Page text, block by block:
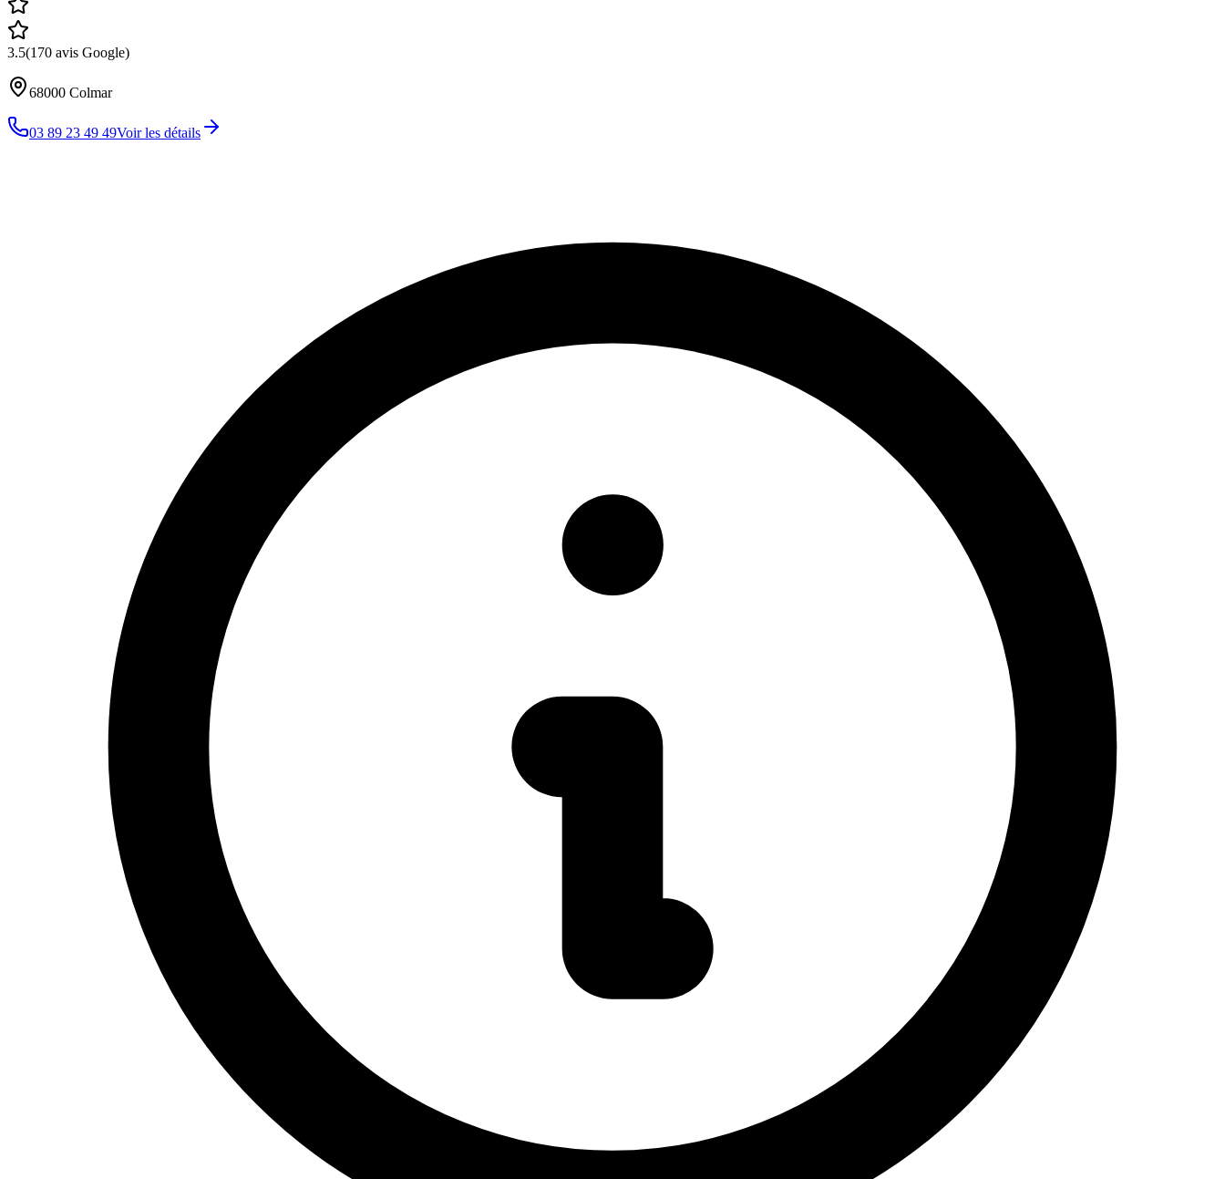
3.5(170 avis Google)
68000 Colmar
03 89 23 49 49Voir les détails